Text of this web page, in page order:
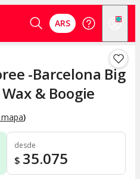
ARS
-Barcelona Big
& Boogie
)
desde
$ 35.075